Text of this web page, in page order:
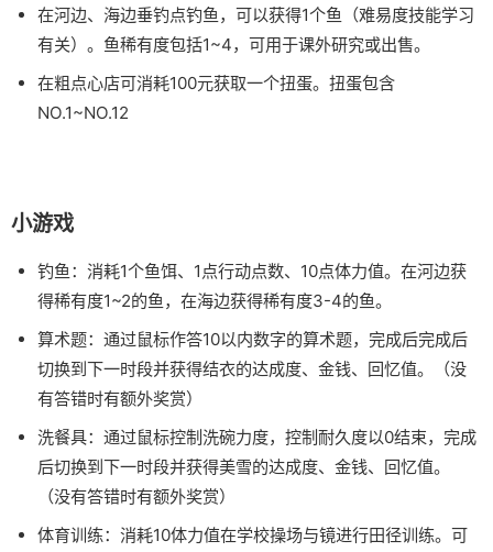
在河边、海边垂钓点钓鱼，可以获得1个鱼（难易度技能学习
有关）。鱼稀有度包括1~4，可用于课外研究或出售。
在粗点心店可消耗100元获取一个扭蛋。扭蛋包含
NO.1~NO.12
小游戏
钓鱼：消耗1个鱼饵、1点行动点数、10点体力值。在河边获
得稀有度1~2的鱼，在海边获得稀有度3-4的鱼。
算术题：通过鼠标作答10以内数字的算术题，完成后完成后
切换到下一时段并获得结衣的达成度、金钱、回忆值。（没
有答错时有额外奖赏）
洗餐具：通过鼠标控制洗碗力度，控制耐久度以0结束，完成
后切换到下一时段并获得美雪的达成度、金钱、回忆值。
（没有答错时有额外奖赏）
体育训练：消耗10体力值在学校操场与镜进行田径训练。可